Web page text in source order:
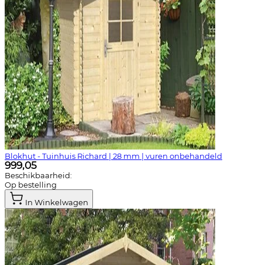
Blokhut - Tuinhuis Richard | 28 mm | vuren onbehandeld
999,05
Beschikbaarheid:
Op bestelling
In Winkelwagen